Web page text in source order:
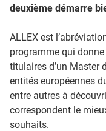
deuxième démarre
ALLEX est
programme qui
titulaires d’un Master
entités européennes
entre autres à
correspondent le
souhaits.